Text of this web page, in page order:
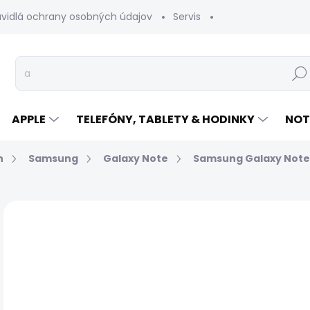
ochrany osobných údajov Servis
Hľadať
APPLE TELEFÓNY, TABLETY & HODINKY
Samsung Galaxy Note Samsung Galaxy